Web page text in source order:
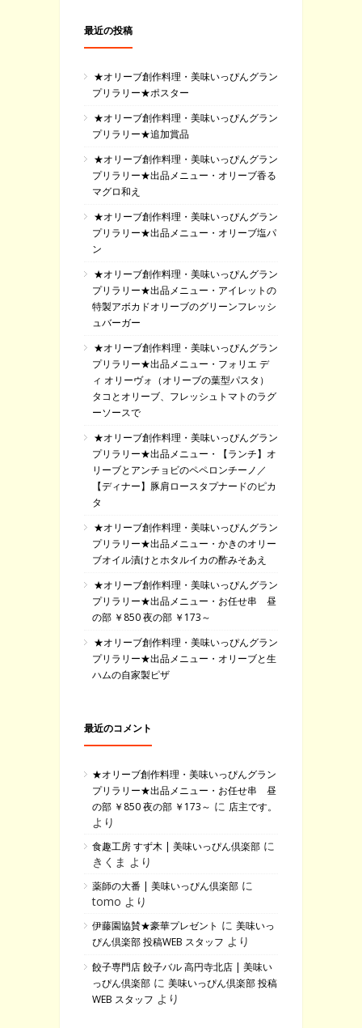
最近の投稿
★オリーブ創作料理・美味いっぴんグラン
プリラリー★ポスター
★オリーブ創作料理・美味いっぴんグラン
プリラリー★追加賞品
★オリーブ創作料理・美味いっぴんグラン
プリラリー★出品メニュー・オリーブ香る
マグロ和え
★オリーブ創作料理・美味いっぴんグラン
プリラリー★出品メニュー・オリーブ塩パ
ン
★オリーブ創作料理・美味いっぴんグラン
プリラリー★出品メニュー・アイレットの
特製アボカドオリーブのグリーンフレッシ
ュバーガー
★オリーブ創作料理・美味いっぴんグラン
プリラリー★出品メニュー・フォリエ デ
ィ オリーヴォ（オリーブの葉型パスタ）
タコとオリーブ、フレッシュトマトのラグ
ーソースで
★オリーブ創作料理・美味いっぴんグラン
プリラリー★出品メニュー・【ランチ】オ
リーブとアンチョビのペペロンチーノ／
【ディナー】豚肩ロースタプナードのピカ
タ
★オリーブ創作料理・美味いっぴんグラン
プリラリー★出品メニュー・かきのオリー
ブオイル漬けとホタルイカの酢みそあえ
★オリーブ創作料理・美味いっぴんグラン
プリラリー★出品メニュー・お任せ串 昼
の部 ￥850 夜の部 ￥173～
★オリーブ創作料理・美味いっぴんグラン
プリラリー★出品メニュー・オリーブと生
ハムの自家製ピザ
最近のコメント
★オリーブ創作料理・美味いっぴんグラン
プリラリー★出品メニュー・お任せ串 昼
の部 ￥850 夜の部 ￥173～ に 店主です。
より
食趣工房 すず木 | 美味いっぴん倶楽部 に
きくま より
薬師の大番 | 美味いっぴん倶楽部 に
tomo より
伊藤園協賛★豪華プレゼント に 美味いっ
ぴん倶楽部 投稿WEB スタッフ より
餃子専門店 餃子バル 高円寺北店 | 美味い
っぴん倶楽部 に 美味いっぴん倶楽部 投稿
WEB スタッフ より